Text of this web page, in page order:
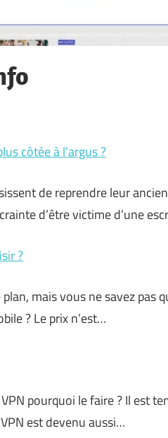
côtée à l’argus ?
de reprendre leur
d’être victime d’une
?
mais vous ne savez pas
? Le prix n’est…
pourquoi le faire ? Il est
est devenu aussi…